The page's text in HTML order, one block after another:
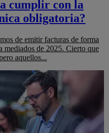
cumplir con la
obligatoria?
de emitir facturas de forma
mediados de 2025. Cierto que
aquellos...